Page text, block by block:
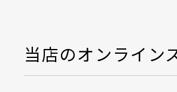
当店のオンライン